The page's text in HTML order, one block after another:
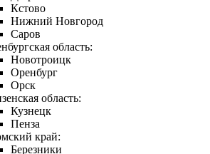
Кстово
Нижний Новгород
Саров
область:
Новотроицк
Оренбург
Орск
область:
Кузнецк
Пенза
край:
Березники